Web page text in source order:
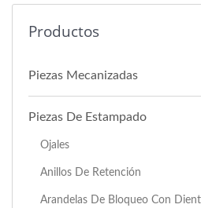
Productos
Piezas Mecanizadas
Piezas De Estampado
Ojales
Anillos De Retención
Arandelas De Bloqueo Con